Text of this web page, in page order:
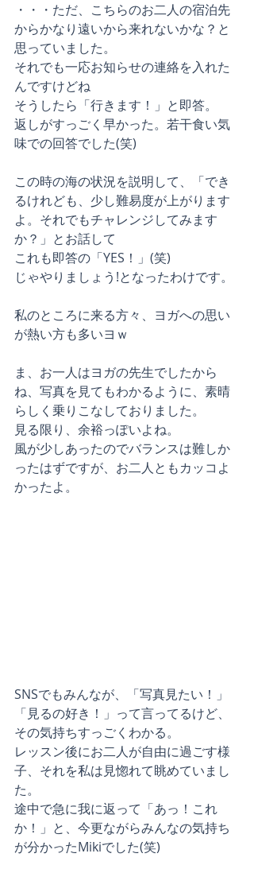
・・・ただ、こちらのお二人の宿泊先
からかなり遠いから来れないかな？と
思っていました。
それでも一応お知らせの連絡を入れた
んですけどね
そうしたら「行きます！」と即答。
返しがすっごく早かった。若干食い気
味での回答でした(笑)
この時の海の状況を説明して、「でき
るけれども、少し難易度が上がります
よ。それでもチャレンジしてみます
か？」とお話して
これも即答の「YES！」(笑)
じゃやりましょう!となったわけです。
私のところに来る方々、ヨガへの思い
が熱い方も多いヨｗ
ま、お一人はヨガの先生でしたから
ね、写真を見てもわかるように、素晴
らしく乗りこなしておりました。
見る限り、余裕っぽいよね。
風が少しあったのでバランスは難しか
ったはずですが、お二人ともカッコよ
かったよ。
SNSでもみんなが、「写真見たい！」
「見るの好き！」って言ってるけど、
その気持ちすっごくわかる。
レッスン後にお二人が自由に過ごす様
子、それを私は見惚れて眺めていまし
た。
途中で急に我に返って「あっ！これ
か！」と、今更ながらみんなの気持ち
が分かったMikiでした(笑)